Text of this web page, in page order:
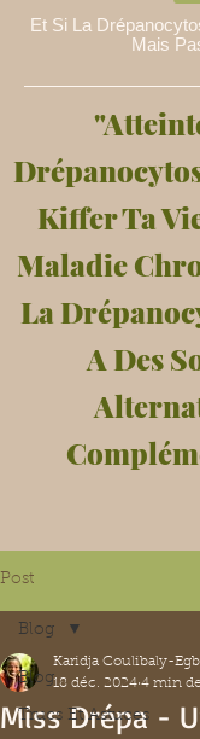
Et Si La
Mais
Kiffer Ta
Maladie
La
A Des
Post
Blog
Trucs Et Astuces
Blog
Miss Drépa -
Karidja Coulibaly-
18 déc. 2024 4 min